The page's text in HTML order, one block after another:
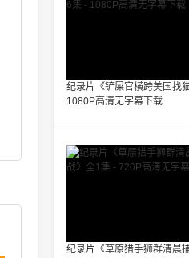
纪录片《铲屎官横跨美国找
1080P高清无字幕下载
纪录片《草原猎手狮群清晨